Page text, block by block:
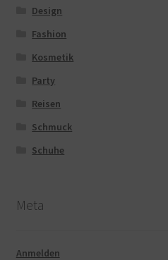
Design
Fashion
Kosmetik
Party
Reisen
Schmuck
Schuhe
Meta
Anmelden